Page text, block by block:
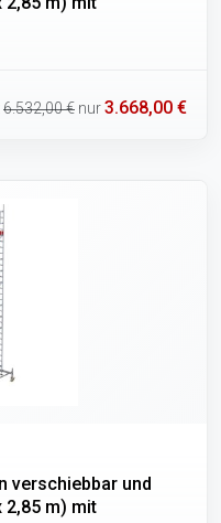
6.532,00 € nur3.668,00 €
verschiebbar und
2,85 m) mit